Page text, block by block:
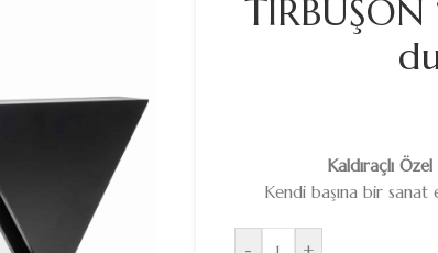
TİRBUŞON
Kaldıraçlı
Kendi başına bir